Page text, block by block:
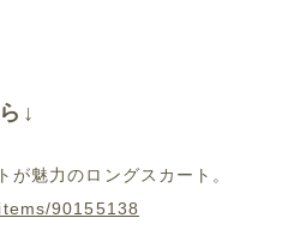
↓
が魅力のロングスカート。
90155138